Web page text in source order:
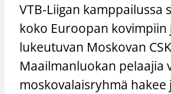
VTB-Liigan kamppailussa
koko Euroopan kovimpiin
lukeutuvan Moskovan
Maailmanluokan pelaajia
moskovalaisryhmä hakee